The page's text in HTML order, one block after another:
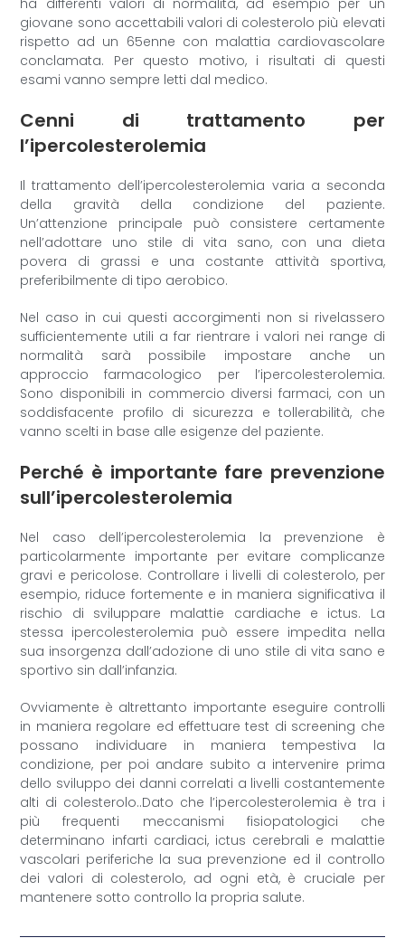
giovane sono accettabili valori di colesterolo più elevati
rispetto ad un 65enne con malattia cardiovascolare
conclamata. Per questo motivo, i risultati di questi
esami vanno sempre letti dal medico.
Cenni di trattamento per
l’ipercolesterolemia
Il trattamento dell’ipercolesterolemia varia a seconda
della gravità della condizione del paziente.
Un’attenzione principale può consistere certamente
nell’adottare uno stile di vita sano, con una dieta
povera di grassi e una costante attività sportiva,
preferibilmente di tipo aerobico.
Nel caso in cui questi accorgimenti non si rivelassero
sufficientemente utili a far rientrare i valori nei range di
normalità sarà possibile impostare anche un
approccio farmacologico per l’ipercolesterolemia.
Sono disponibili in commercio diversi farmaci, con un
soddisfacente profilo di sicurezza e tollerabilità, che
vanno scelti in base alle esigenze del paziente.
Perché è importante fare prevenzione
sull’ipercolesterolemia
Nel caso dell’ipercolesterolemia la prevenzione è
particolarmente importante per evitare complicanze
gravi e pericolose. Controllare i livelli di colesterolo, per
esempio, riduce fortemente e in maniera significativa il
rischio di sviluppare malattie cardiache e ictus. La
stessa ipercolesterolemia può essere impedita nella
sua insorgenza dall’adozione di uno stile di vita sano e
sportivo sin dall’infanzia.
Ovviamente è altrettanto importante eseguire controlli
in maniera regolare ed effettuare test di screening che
possano individuare in maniera tempestiva la
condizione, per poi andare subito a intervenire prima
dello sviluppo dei danni correlati a livelli costantemente
alti di colesterolo..Dato che l’ipercolesterolemia è tra i
più frequenti meccanismi fisiopatologici che
determinano infarti cardiaci, ictus cerebrali e malattie
vascolari periferiche la sua prevenzione ed il controllo
dei valori di colesterolo, ad ogni età, è cruciale per
mantenere sotto controllo la propria salute.